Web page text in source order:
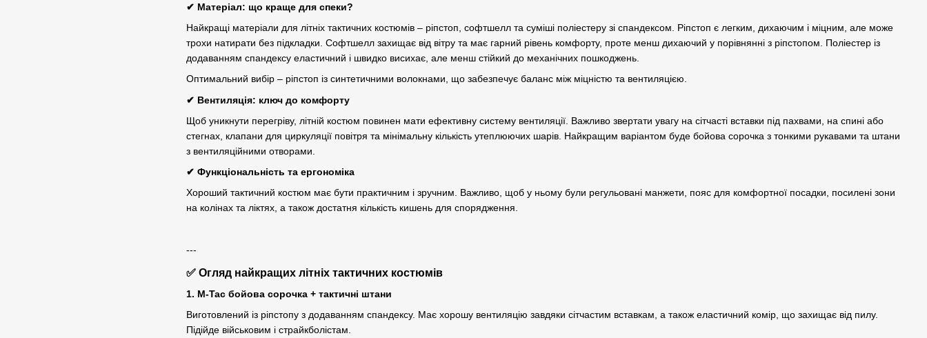
✔ Матеріал: що краще для спеки?
Найкращі матеріали для літніх тактичних костюмів – ріпстоп, софтшелл та суміші поліестеру зі спандексом. Ріпстоп є легким, дихаючим і міцним, але може
трохи натирати без підкладки. Софтшелл захищає від вітру та має гарний рівень комфорту, проте менш дихаючий у порівнянні з ріпстопом. Поліестер із
додаванням спандексу еластичний і швидко висихає, але менш стійкий до механічних пошкоджень.
Оптимальний вибір – ріпстоп із синтетичними волокнами, що забезпечує баланс між міцністю та вентиляцією.
✔ Вентиляція: ключ до комфорту
Щоб уникнути перегріву, літній костюм повинен мати ефективну систему вентиляції. Важливо звертати увагу на сітчасті вставки під пахвами, на спині або
стегнах, клапани для циркуляції повітря та мінімальну кількість утеплюючих шарів. Найкращим варіантом буде бойова сорочка з тонкими рукавами та штани
з вентиляційними отворами.
✔ Функціональність та ергономіка
Хороший тактичний костюм має бути практичним і зручним. Важливо, щоб у ньому були регульовані манжети, пояс для комфортної посадки, посилені зони
на колінах та ліктях, а також достатня кількість кишень для спорядження.
---
✅ Огляд найкращих літніх тактичних костюмів
1. M-Tac бойова сорочка + тактичні штани
Виготовлений із ріпстопу з додаванням спандексу. Має хорошу вентиляцію завдяки сітчастим вставкам, а також еластичний комір, що захищає від пилу.
Підійде військовим і страйкболістам.